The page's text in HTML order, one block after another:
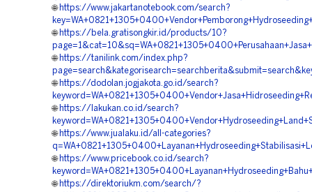
🌐 https://www.jakartanotebook.com/search?
🌐 https://bela.gratisongkir.id/products/10?
🌐 https://tanilink.com/index.php?
🌐 https://dodolan.jogjakota.go.id/search?
🌐 https://lakukan.co.id/search?
🌐 https://www.jualaku.id/all-categories?
🌐 https://www.pricebook.co.id/search?
🌐 https://direktoriukm.com/search/?